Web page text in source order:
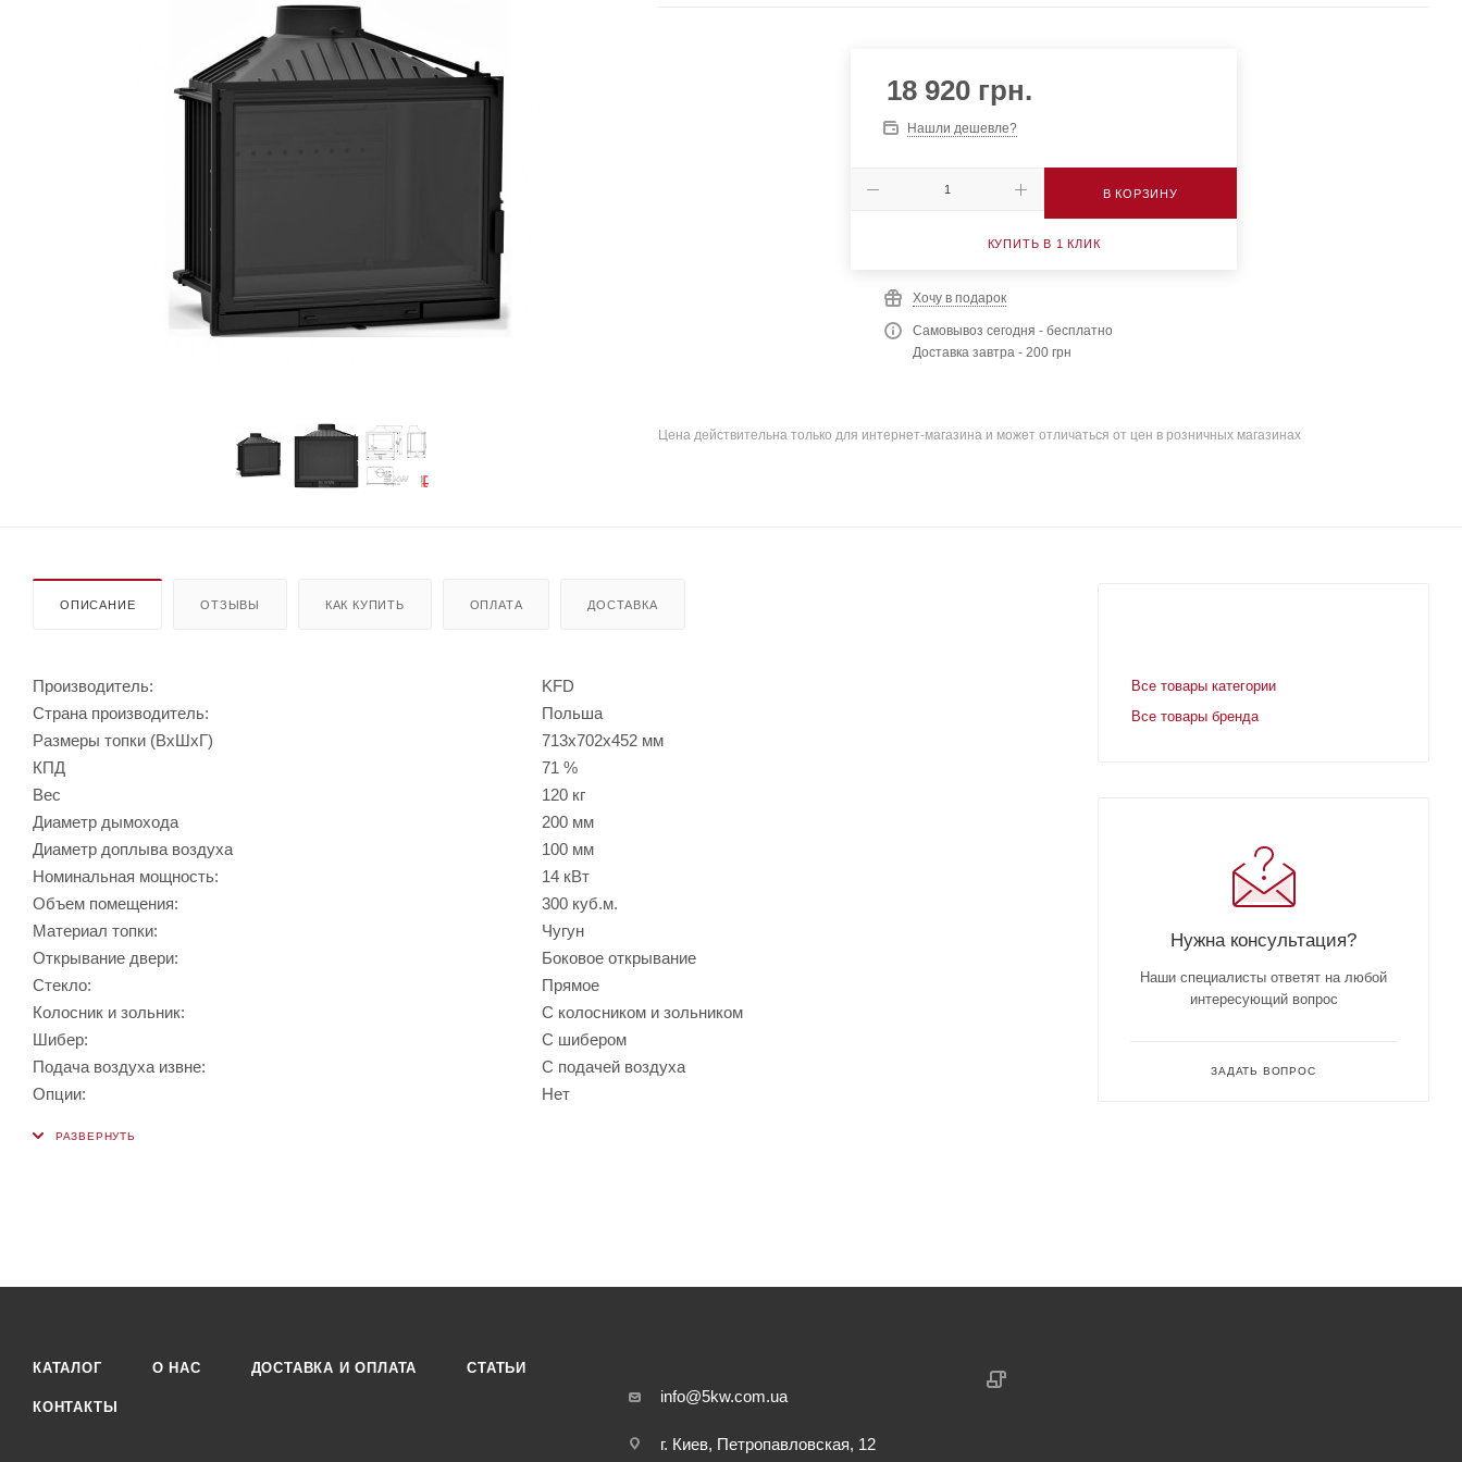
18 920 грн.
Нашли дешевле?
В КОРЗИНУ
КУПИТЬ В 1 КЛИК
Хочу в подарок
Самовывоз сегодня - бесплатно
Доставка завтра - 200 грн
Цена действительна только для интернет-магазина и может отличаться от цен в розничных магазинах
ОПИСАНИЕ ОТЗЫВЫ КАК КУПИТЬ ОПЛАТА ДОСТАВКА
Производитель:
KFD
Страна производитель:
Польша
Размеры топки (ВхШхГ)
713х702х452 мм
КПД
71 %
Вес
120 кг
Диаметр дымохода
200 мм
Диаметр доплыва воздуха
100 мм
Номинальная мощность:
14 кВт
Объем помещения:
300 куб.м.
Материал топки:
Чугун
Открывание двери:
Боковое открывание
Стекло:
Прямое
Колосник и зольник:
С колосником и зольником
Шибер:
С шибером
Подача воздуха извне:
С подачей воздуха
Опции:
Нет
Все товары категории
Все товары бренда
Нужна консультация?
Наши специалисты ответят на любой
интересующий вопрос
ЗАДАТЬ ВОПРОС
КАТАЛОГ О НАС ДОСТАВКА И ОПЛАТА СТАТЬИ
КОНТАКТЫ
info@5kw.com.ua
г. Киев, Петропавловская, 12